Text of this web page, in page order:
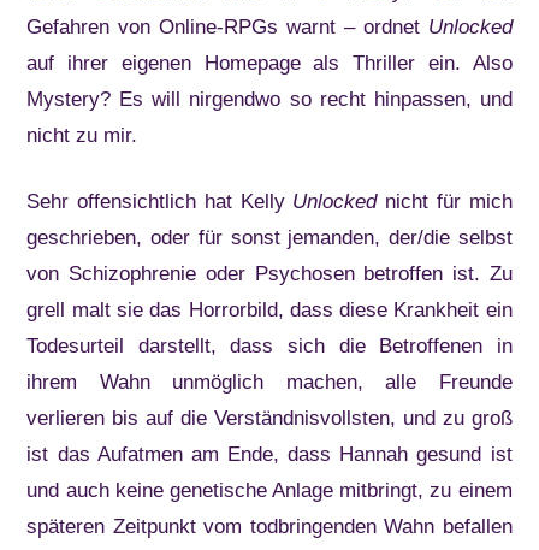
Gefahren von Online-RPGs warnt – ordnet Unlocked
auf ihrer eigenen Homepage als Thriller ein. Also
Mystery? Es will nirgendwo so recht hinpassen, und
nicht zu mir.
Sehr offensichtlich hat Kelly Unlockednicht für mich
geschrieben, oder für sonst jemanden, der/die selbst
von Schizophrenie oder Psychosen betroffen ist. Zu
grell malt sie das Horrorbild, dass diese Krankheit ein
Todesurteil darstellt, dass sich die Betroffenen in
ihrem Wahn unmöglich machen, alle Freunde
verlieren bis auf die Verständnisvollsten, und zu groß
ist das Aufatmen am Ende, dass Hannah gesund ist
und auch keine genetische Anlage mitbringt, zu einem
späteren Zeitpunkt vom todbringenden Wahn befallen